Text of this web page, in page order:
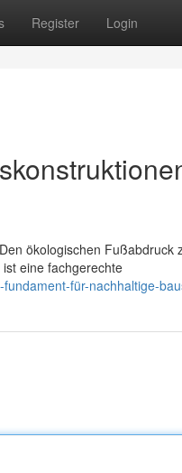
Register Login
ökologischen Fußabdruck
eine fachgerechte
für-nachhaltige-